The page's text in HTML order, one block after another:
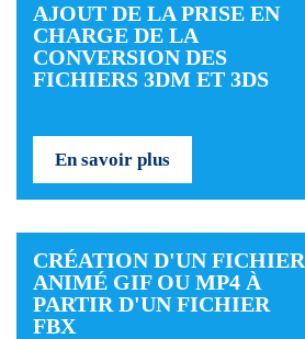
AJOUT DE LA PRISE EN
CHARGE DE LA
CONVERSION DES
FICHIERS 3DM ET 3DS
En savoir plus
CRÉATION D'UN FICHIER
ANIMÉ GIF OU MP4 À
PARTIR D'UN FICHIER
FBX